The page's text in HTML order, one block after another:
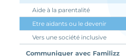
Aide à la parentalité
Etre aidants ou le devenir
Vers une société inclusive
Communiquer avec Familizz